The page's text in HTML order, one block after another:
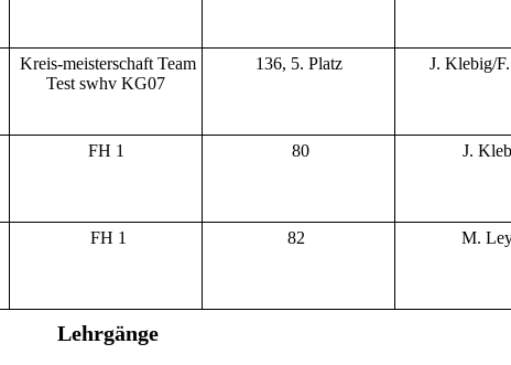
Kreis-meisterschaft Team
Test swhv KG07
136, 5. Platz J. Klebig/
FH 1 80 J.
FH 1 82 M.
Lehrgänge